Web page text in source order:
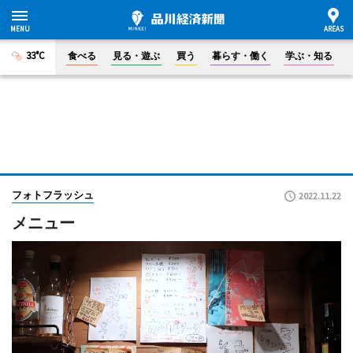
33°C 食べる 見る・遊ぶ 買う 暮らす・働く 学ぶ・知る
フォトフラッシュ 2022.11.22
メニュー